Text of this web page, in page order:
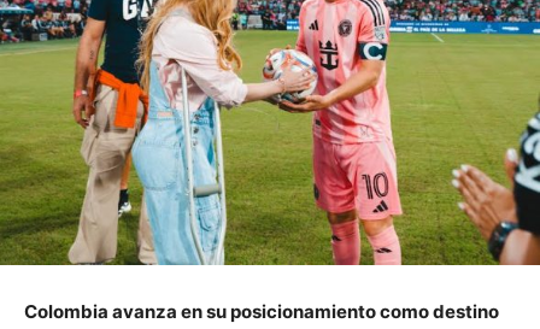
Colombia avanza en su posicionamiento como destino